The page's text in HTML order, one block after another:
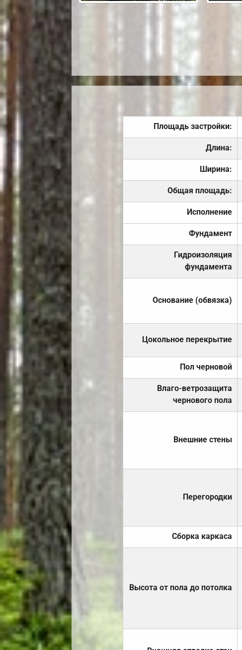
Площадь застройки:
Длина:
Ширина:
Общая площадь:
Исполнение
Фундамент
Гидроизоляция
фундамента
Основание (обвязка)
Цокольное перекрытие
Пол черновой
Влаго-ветрозащита
чернового пола
Внешние стены
Перегородки
Сборка каркаса
Высота от пола до потолка